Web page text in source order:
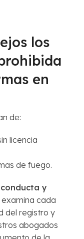
los
en
de:
licencia
de fuego.
y
examina cada
del registro y
abogados